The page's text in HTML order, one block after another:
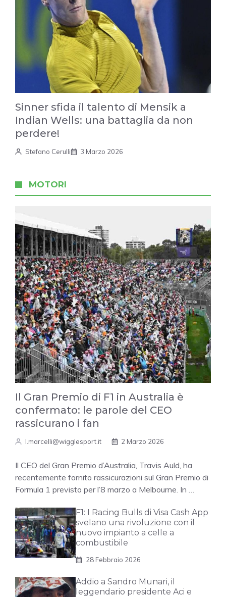
Sinner sfida il talento di Mensik a
Indian Wells: una battaglia da non
perdere!
Stefano Cerulli 3 Marzo 2026
MOTORI
Il Gran Premio di F1 in Australia è
confermato: le parole del CEO
rassicurano i fan
l.marcelli@wigglesport.it 2 Marzo 2026
Il CEO del Gran Premio d’Australia, Travis Auld, ha
recentemente fornito rassicurazioni sul Gran Premio di
Formula 1 previsto per l’8 marzo a Melbourne. In …
F1: I Racing Bulls di Visa Cash App
svelano una rivoluzione con il
nuovo impianto a celle a
combustibile
28 Febbraio 2026
Addio a Sandro Munari, il
leggendario presidente Aci e